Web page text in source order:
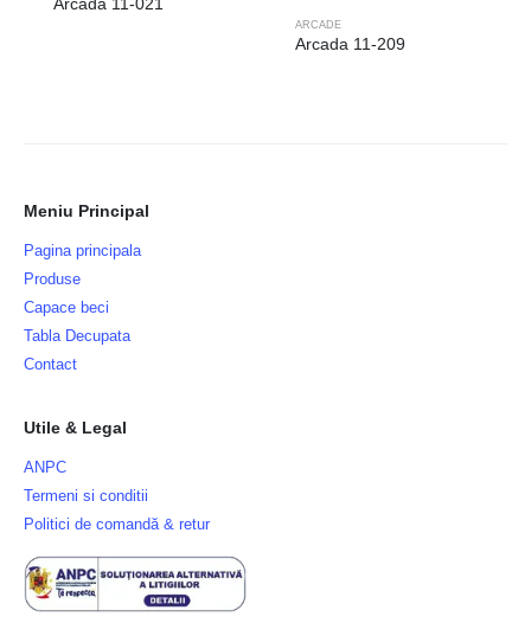
Arcada 11-021
ARCADE
Arcada 11-209
Meniu Principal
Pagina principala
Produse
Capace beci
Tabla Decupata
Contact
Utile & Legal
ANPC
Termeni si conditii
Politici de comandă & retur